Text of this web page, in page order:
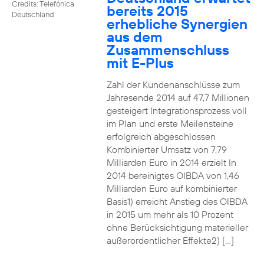
Credits: Telefónica
Deutschland
bereits 2015
erhebliche Synergien
aus dem
Zusammenschluss
mit E-Plus
Zahl der Kundenanschlüsse zum
Jahresende 2014 auf 47,7 Millionen
gesteigert Integrationsprozess voll
im Plan und erste Meilensteine
erfolgreich abgeschlossen
Kombinierter Umsatz von 7,79
Milliarden Euro in 2014 erzielt In
2014 bereinigtes OIBDA von 1,46
Milliarden Euro auf kombinierter
Basis1) erreicht Anstieg des OIBDA
in 2015 um mehr als 10 Prozent
ohne Berücksichtigung materieller
außerordentlicher Effekte2) […]